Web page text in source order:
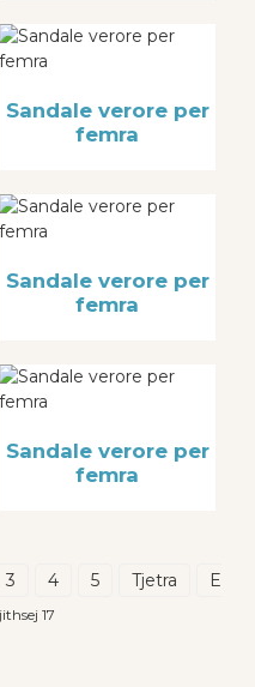
Sandale verore per
femra
Sandale verore per
femra
Sandale verore per
femra
3 4 5 Tjetra
E
17